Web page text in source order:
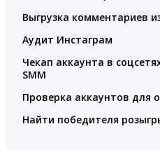
Выгрузка комментариев
Аудит Инстаграм
Чекап аккаунта в
SMM
Проверка аккаунтов для
Найти победителя